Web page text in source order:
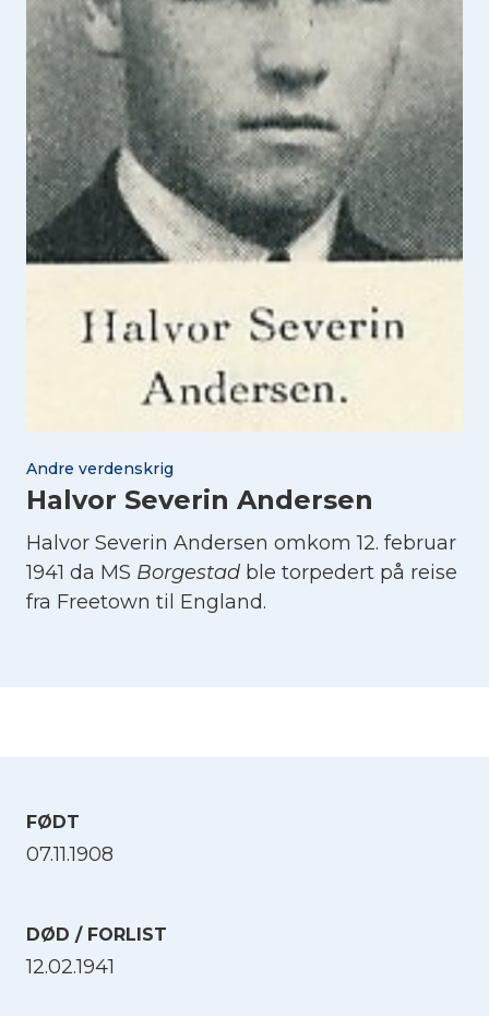
Andre verdenskrig
Halvor Severin Andersen
Halvor Severin Andersen omkom 12. februar
1941 da MS Borgestad ble torpedert på reise
fra Freetown til England.
FØDT
07.11.1908
DØD / FORLIST
12.02.1941